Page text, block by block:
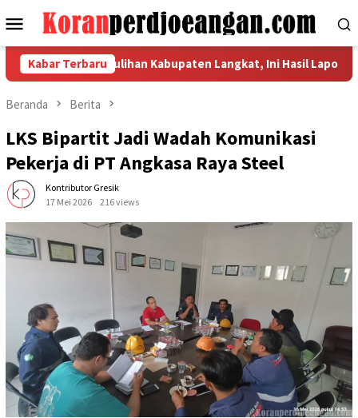
ke
Menu
Mobile
Kabar Terbaru
Pemulihan Kabupaten Langkat, Ini Hasil Laporan Kaposko
Beranda Berita
LKS Bipartit Jadi Wadah Komunikasi
Pekerja di PT Angkasa Raya Steel
Kontributor Gresik
17 Mei 2026
216 views